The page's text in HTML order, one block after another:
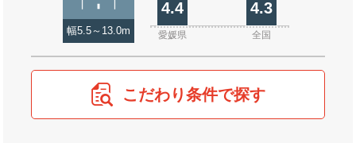
幅5.5～13.0m
4.4 4.3
愛媛県 全国
こだわり条件で探す